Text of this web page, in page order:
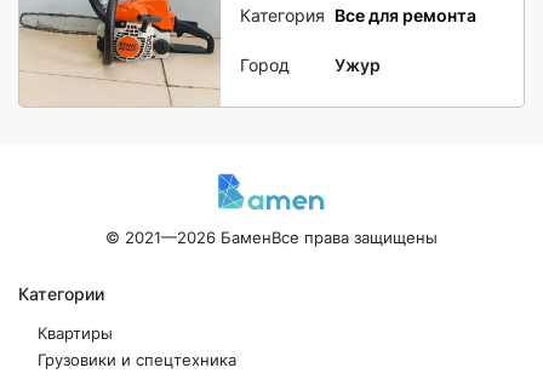
Категория Все для ремонта
Город Ужур
© 2021—2026 БаменВсе права защищены
Категории
Квартиры
Грузовики и спецтехника